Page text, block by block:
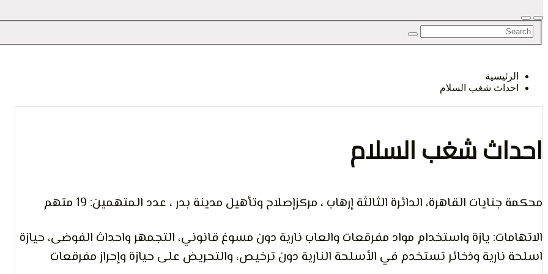
الرأي و
الإنسان
الرئيسية
احداث شغب السلام
احداث شغب السلام
محكمة جنايات القاهرة، الدائرة الثالثة إرهاب ، مركزإصلاح وتأهيل مدينة بدر ، عدد المتهمين: 19 متهم
الاتهامات: يازة واستخدام مواد مفرقعات والعاب نارية دون مسوغ قانوني، التجمهر واحداث الفوضى، حيازة
اسلحة نارية وذخائر تستخدم في الأسلحة النارية دون ترخيص، والتحريض على حيازة وإحراز مفرقعات